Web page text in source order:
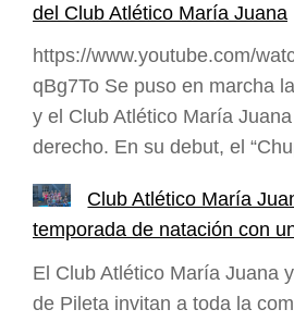
del Club Atlético María Juana
https://www.youtube.com/
qBg7To Se puso en marcha
y el Club Atlético María
derecho. En su debut, el
Club Atlético María
temporada de natación con
El Club Atlético María Juana
de Pileta invitan a toda la